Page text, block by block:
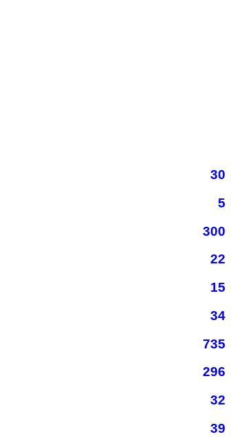
30
5
300
22
15
34
735
296
32
39